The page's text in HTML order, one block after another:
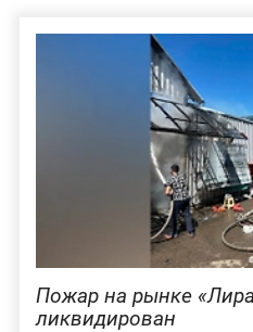
Пожар на рынке
ликвидирован